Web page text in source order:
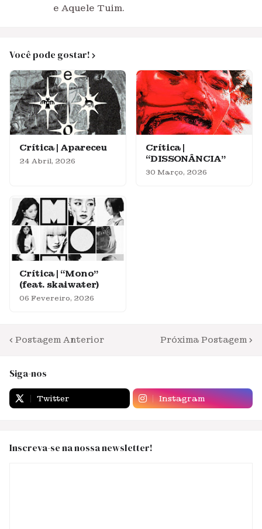
e Aquele Tuim.
Você pode gostar!
Crítica | Apareceu
24 Abril, 2026
Crítica |
“DISSONÂNCIA”
30 Março, 2026
Crítica | “Mono”
(feat. skaiwater)
06 Fevereiro, 2026
Postagem Anterior Próxima Postagem
Siga-nos
Twitter Instagram
Inscreva-se na nossa newsletter!